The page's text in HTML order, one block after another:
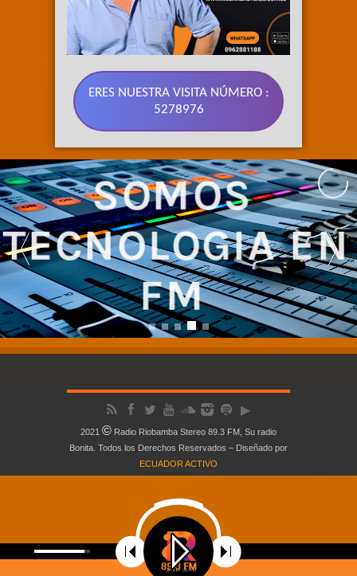
ERES NUESTRA VISITA NÚMERO :
5278976
SOMOS
TECNOLOGIA EN
FM
NUESTRA SEÑAL CUBRE LA REGIÓN CENTRO DEL ECUADOR
2021 © Radio Riobamba Stereo 89.3 FM, Su radio
Bonita. Todos los Derechos Reservados – Diseñado por
ECUADOR ACTIVO